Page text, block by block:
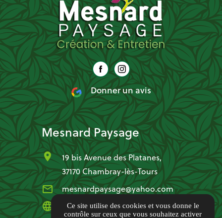
Donner un avis
Mesnard Paysage
location_on
19 bis Avenue des Platanes,
37170 Chambray-lès-Tours
mail_outline mesnardpaysage@yahoo.com
language www.mesnardpaysage.com
Ce site utilise des cookies et vous donne le
contrôle sur ceux que vous souhaitez activer